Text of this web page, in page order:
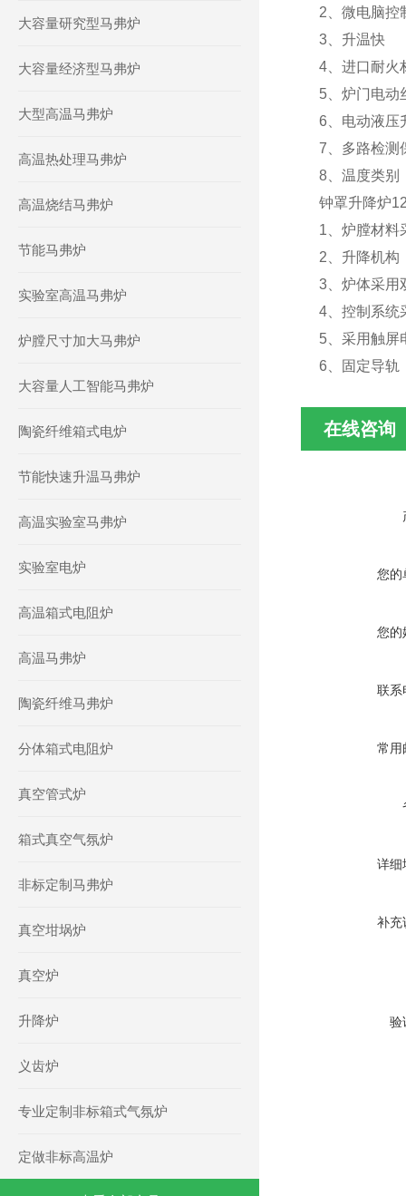
大容量研究型马弗炉
大容量经济型马弗炉
大型高温马弗炉
高温热处理马弗炉
高温烧结马弗炉
节能马弗炉
实验室高温马弗炉
炉膛尺寸加大马弗炉
大容量人工智能马弗炉
陶瓷纤维箱式电炉
节能快速升温马弗炉
高温实验室马弗炉
实验室电炉
高温箱式电阻炉
高温马弗炉
陶瓷纤维马弗炉
分体箱式电阻炉
真空管式炉
箱式真空气氛炉
非标定制马弗炉
真空坩埚炉
真空炉
升降炉
义齿炉
专业定制非标箱式气氛炉
定做非标高温炉
2、微电脑控
3、升温快
4、进口耐火
5、炉门电动
6、电动液压
7、多路检测
8、温度类
钟罩升降炉
1、炉膛材料
2、升降机构
3、炉体采用
4、控制系统
5、采用触屏
6、固定导
在线咨询
您的
您的
联系
常用
详细
补充
验